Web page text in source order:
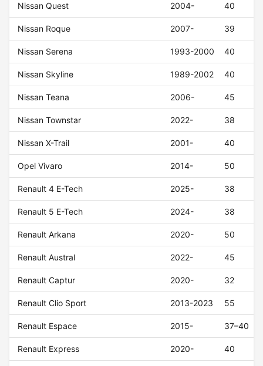
Nissan Quest 2004- 40
Nissan Roque 2007- 39
Nissan Serena 1993-2000 40
Nissan Skyline 1989-2002 40
Nissan Teana 2006- 45
Nissan Townstar 2022- 38
Nissan X-Trail 2001- 40
Opel Vivaro 2014- 50
Renault 4 E-Tech 2025- 38
Renault 5 E-Tech 2024- 38
Renault Arkana 2020- 50
Renault Austral 2022- 45
Renault Captur 2020- 32
Renault Clio Sport 2013-2023 55
Renault Espace 2015- 37–40
Renault Express 2020- 40